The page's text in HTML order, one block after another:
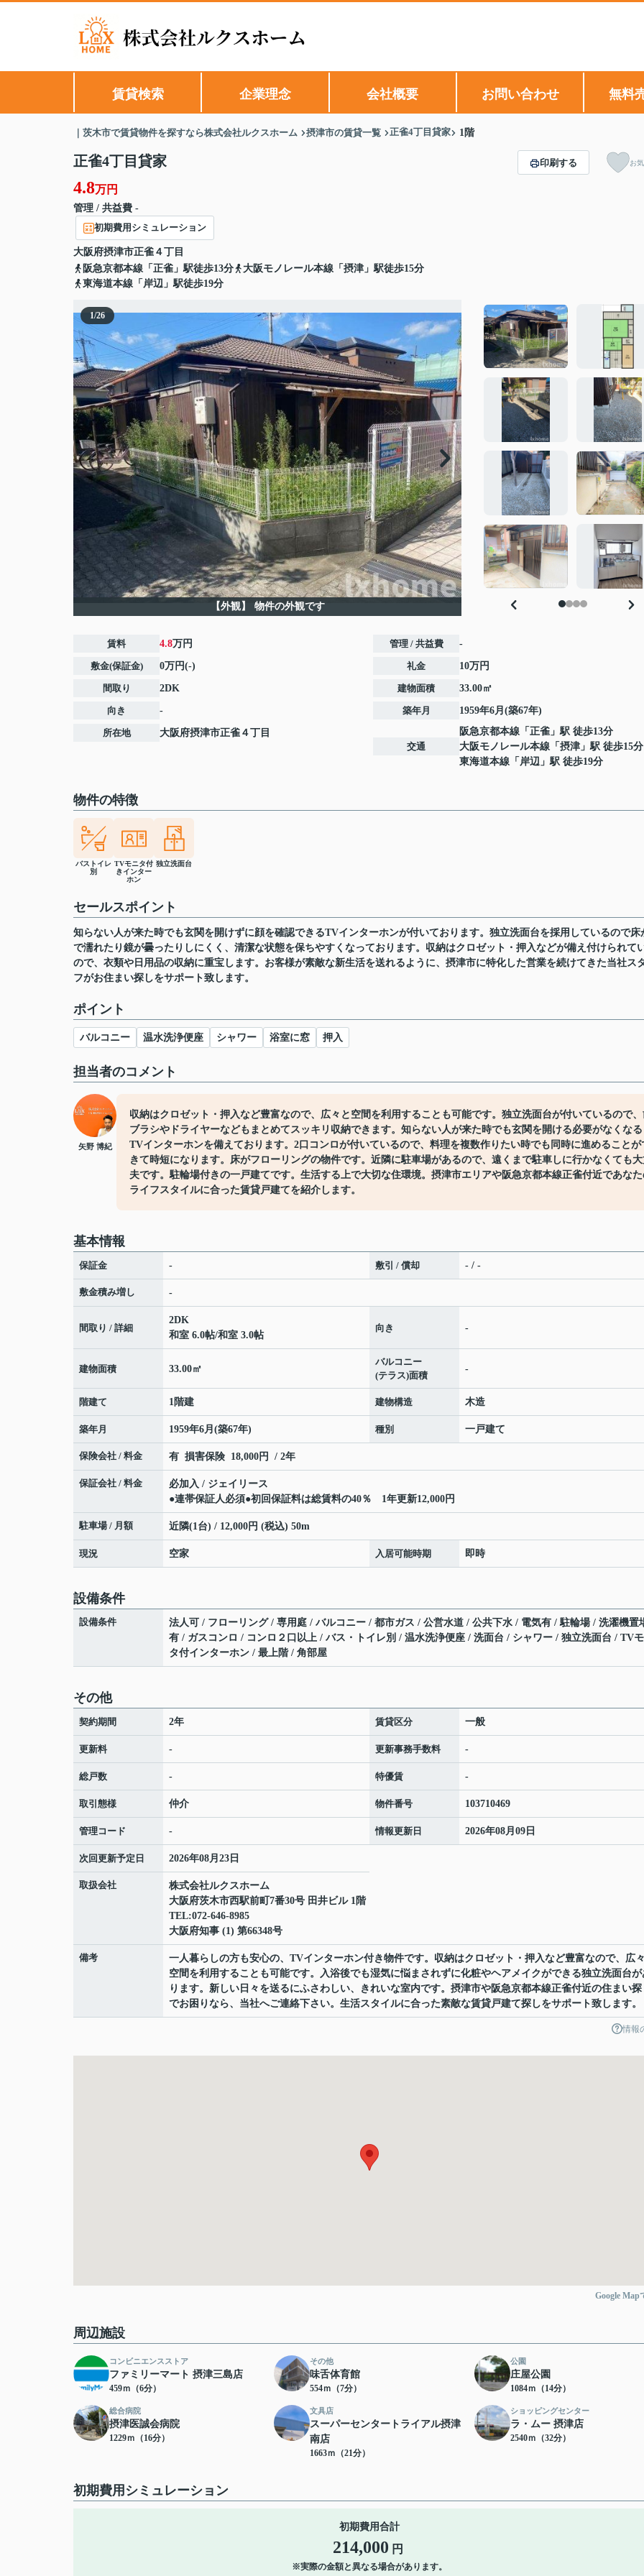
賃貸検索 企業理念 会社概要 お問い合わせ 無料
｜茨木市で賃貸物件を探すなら株式会社ルクスホーム 摂津市の賃貸一覧 正雀4丁目貸家 1階
正雀4丁目貸家
4.8万円
管理 / 共益費 -
初期費用シミュレーション
大阪府摂津市正雀 ４丁目
阪急京都本線「正雀」駅徒歩13分
大阪モノレール本線「摂津」駅徒歩15分
東海道本線「岸辺」駅徒歩19分
印刷する お
1/26
【外観】 物件の外観です
賃料 4.8万円
敷金(保証金) 0万円(-)
間取り 2DK
向き -
所在地 大阪府摂津市正雀 ４丁目
管理 / 共益費 -
礼金 10万円
建物面積 33.00㎡
築年月 1959年6月(築67年)
交通
阪急京都本線 「 正雀 」駅 徒歩13分
大阪モノレール本線 「 摂津 」駅 徒歩15分
東海道本線 「 岸辺 」駅 徒歩19分
物件の特徴
バストイレ
別
TVモニタ付
きインター
ホン
独立洗面台
セールスポイント
知らない人が来た時でも玄関を開けずに顔を確認できるTVインターホンが付いております。独立洗面台を採用しているので床
で濡れたり鏡が曇ったりしにくく、清潔な状態を保ちやすくなっております。収納はクロゼット・押入などが備え付けられて
ので、衣類や日用品の収納に重宝します。お客様が素敵な新生活を送れるように、摂津市に特化した営業を続けてきた当社ス
フがお住まい探しをサポート致します。
ポイント
バルコニー 温水洗浄便座 シャワー 浴室に窓 押入
担当者のコメント
矢野 博紀
収納はクロゼット・押入など豊富なので、広々と空間を利用することも可能です。独立洗面台が付いているので
ブラシやドライヤーなどもまとめてスッキリ収納できます。知らない人が来た時でも玄関を開ける必要がなくなる
TVインターホンを備えております。2口コンロが付いているので、料理を複数作りたい時でも同時に進めることが
きて時短になります。床がフローリングの物件です。近隣に駐車場があるので、遠くまで駐車しに行かなくても
夫です。駐輪場付きの一戸建てです。生活する上で大切な住環境。摂津市エリアや阪急京都本線正雀付近であな
ライフスタイルに合った賃貸戸建てを紹介します。
基本情報
保証金 - 敷引 / 償却 - / -
敷金積み増し -
間取り / 詳細
2DK
和室 6.0帖/和室 3.0帖
向き -
建物面積 33.00㎡
バルコニー
(テラス)面積
-
階建て 1階建 建物構造 木造
築年月 1959年6月(築67年) 種別 一戸建て
保険会社 / 料金 有 損害保険 18,000円 / 2年
保証会社 / 料金
必加入 / ジェイリース
●連帯保証人必須●初回保証料は総賃料の40％ 1年更新12,000円
駐車場 / 月額 近隣(1台) / 12,000円 (税込) 50m
現況 空家 入居可能時期 即時
設備条件
設備条件
法人可 / フローリング / 専用庭 / バルコニー / 都市ガス / 公営水道 / 公共下水 / 電気有 / 駐輪場 / 洗濯機置
有 / ガスコンロ / コンロ２口以上 / バス・トイレ別 / 温水洗浄便座 / 洗面台 / シャワー / 独立洗面台 / TV
タ付インターホン / 最上階 / 角部屋
その他
契約期間 2年 賃貸区分 一般
更新料 - 更新事務手数料 -
総戸数 - 特優賃 -
取引態様 仲介 物件番号 103710469
管理コード - 情報更新日 2026年08月09日
次回更新予定日 2026年08月23日
取扱会社
株式会社ルクスホーム
大阪府茨木市西駅前町7番30号 田井ビル 1階
TEL:072-646-8985
大阪府知事 (1) 第66348号
備考
一人暮らしの方も安心の、TVインターホン付き物件です。収納はクロゼット・押入など豊富なので、広
空間を利用することも可能です。入浴後でも湿気に悩まされずに化粧やヘアメイクができる独立洗面台が
ります。新しい日々を送るにふさわしい、きれいな室内です。摂津市や阪急京都本線正雀付近の住まい探
でお困りなら、当社へご連絡下さい。生活スタイルに合った素敵な賃貸戸建て探しをサポート致します。
情報
Google Map
周辺施設
コンビニエンスストア
ファミリーマート 摂津三島店
459ｍ（6分）
その他
味舌体育館
554ｍ（7分）
公園
庄屋公園
1084ｍ（14分）
総合病院
摂津医誠会病院
1229ｍ（16分）
文具店
スーパーセンタートライアル摂津
南店
1663ｍ（21分）
ショッピングセンター
ラ・ムー 摂津店
2540ｍ（32分）
初期費用シミュレーション
初期費用合計
214,000 円
※実際の金額と異なる場合があります。